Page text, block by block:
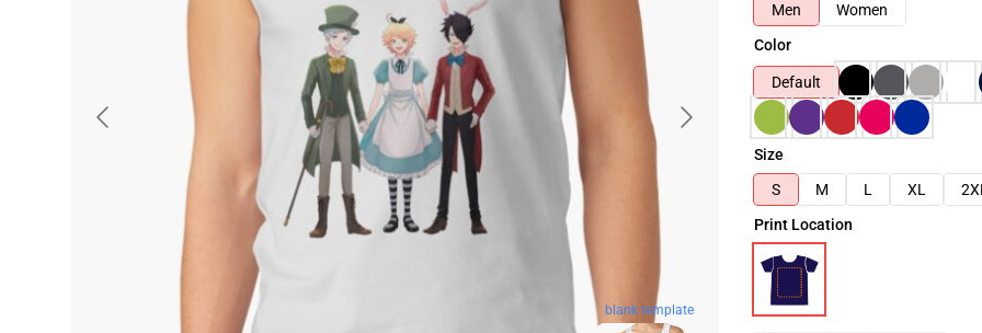
blank template
Men
Women
Color
Default
Size
S
M L XL 2XL
Print Location